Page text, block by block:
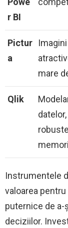
r BI
Pictur
a
mare
Qlik
Instrumentele
valoarea
puternice de a-
deciziilor.